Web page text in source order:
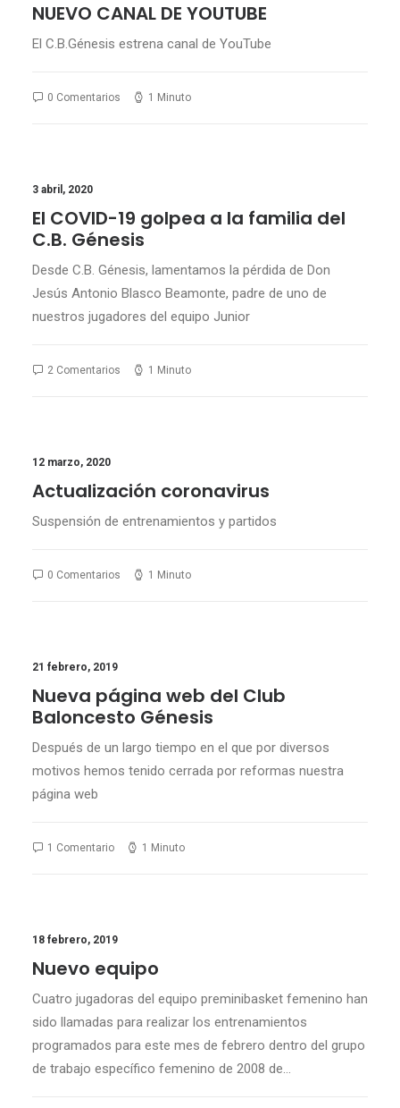
NUEVO CANAL DE YOUTUBE
El C.B.Génesis estrena canal de YouTube
0 Comentarios 1 Minuto
3 abril, 2020
El COVID-19 golpea a la familia del
C.B. Génesis
Desde C.B. Génesis, lamentamos la pérdida de Don
Jesús Antonio Blasco Beamonte, padre de uno de
nuestros jugadores del equipo Junior
2 Comentarios 1 Minuto
12 marzo, 2020
Actualización coronavirus
Suspensión de entrenamientos y partidos
0 Comentarios 1 Minuto
21 febrero, 2019
Nueva página web del Club
Baloncesto Génesis
Después de un largo tiempo en el que por diversos
motivos hemos tenido cerrada por reformas nuestra
página web
1 Comentario 1 Minuto
18 febrero, 2019
Nuevo equipo
Cuatro jugadoras del equipo preminibasket femenino han
sido llamadas para realizar los entrenamientos
programados para este mes de febrero dentro del grupo
de trabajo específico femenino de 2008 de…